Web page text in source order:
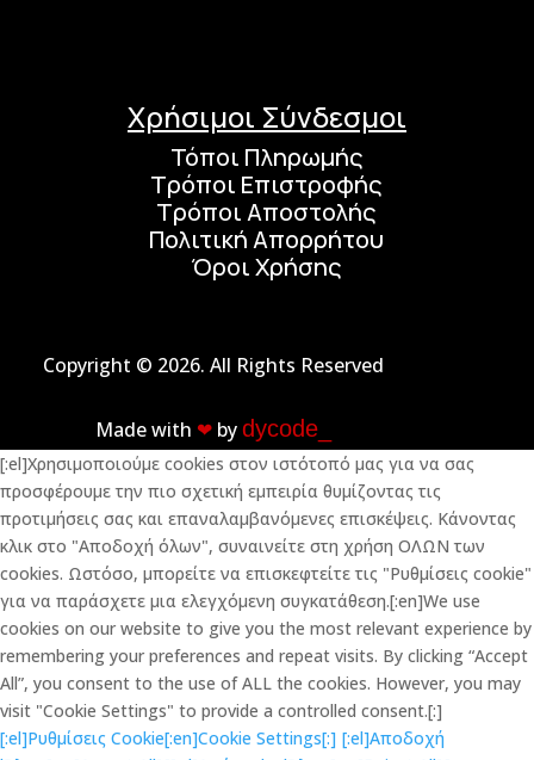
Χρήσιμοι Σύνδεσμοι
Τόποι Πληρωμής
Τρόποι Επιστροφής
Τρόποι Αποστολής
Πολιτική Απορρήτου
Όροι Χρήσης
Copyright © 2026. All Rights Reserved
Made with ❤︎ bydycode_
[:el]Χρησιμοποιούμε cookies στον ιστότοπό μας για να σας
προσφέρουμε την πιο σχετική εμπειρία θυμίζοντας τις
προτιμήσεις σας και επαναλαμβανόμενες επισκέψεις. Κάνοντας
κλικ στο "Αποδοχή όλων", συναινείτε στη χρήση ΟΛΩΝ των
cookies. Ωστόσο, μπορείτε να επισκεφτείτε τις "Ρυθμίσεις cookie"
για να παράσχετε μια ελεγχόμενη συγκατάθεση.[:en]We use
cookies on our website to give you the most relevant experience by
remembering your preferences and repeat visits. By clicking “Accept
All”, you consent to the use of ALL the cookies. However, you may
visit "Cookie Settings" to provide a controlled consent.[:]
[:el]Ρυθμίσεις Cookie[:en]Cookie Settings[:] [:el]Αποδοχή